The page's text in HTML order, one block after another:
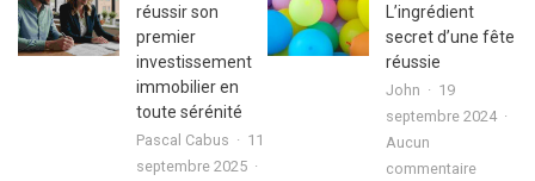
lettre
de
motivation
avec
chicken
réussir son
premier
investissement
immobilier en
toute sérénité
Pascal Cabus
11
septembre 2025
L’ingrédient
secret d’une fête
réussie
John
19
septembre 2024
Aucun
commentairesur